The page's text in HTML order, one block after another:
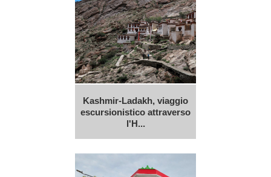
Kashmir-Ladakh, viaggio
escursionistico attraverso
l'H...